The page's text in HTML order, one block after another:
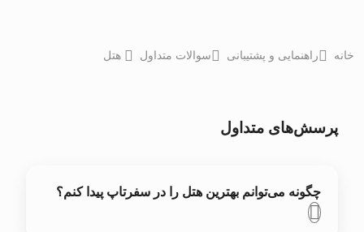
خانه راهنمایی و پشتیبانی سوالات متداول هتل
پرسش‌های متداول
چگونه می‌توانم بهترین هتل را در سفر‌تاپ پیدا کنم؟